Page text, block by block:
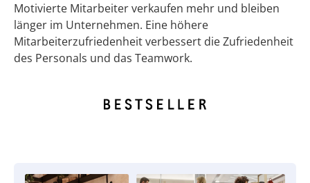
Motivierte Mitarbeiter verkaufen mehr und bleiben
länger im Unternehmen. Eine höhere
Mitarbeiterzufriedenheit verbessert die Zufriedenheit
des Personals und das Teamwork.